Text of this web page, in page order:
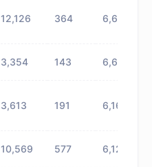
12,126 364 6,695,006
3,354 143 6,691,642
3,613 191 6,165,021
10,569 577 6,127,433